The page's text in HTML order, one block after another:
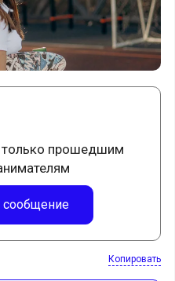
только прошедшим
Копировать